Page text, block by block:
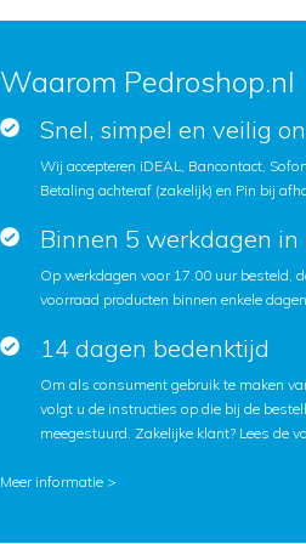
Waarom Pedroshop.nl
Snel, simpel en veilig
Wij accepteren iDEAL, Bancontact,
Betaling achteraf (zakelijk) en Pin bij
Binnen 5 werkdagen in
Op werkdagen voor 17.00 uur besteld,
voorraad producten binnen enkele
14 dagen bedenktijd
Om als consument gebruik te maken
volgt u de instructies op die bij de
meegestuurd. Zakelijke klant? Lees de
Meer informatie >